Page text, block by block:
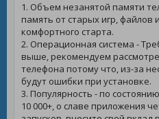
1. Объем незанятой памяти
память от старых игр, файлов
комфортного старта.
2. Операционная система -
выше, рекомендуем
телефона потому что, из-за
будут ошибки при установке.
3. Популярность - по
10 000+, о славе приложения